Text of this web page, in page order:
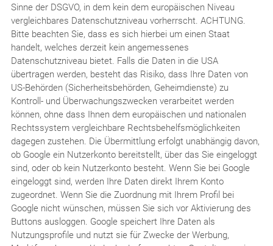
Sinne der DSGVO, in dem kein dem europäischen Niveau
vergleichbares Datenschutzniveau vorherrscht. ACHTUNG.
Bitte beachten Sie, dass es sich hierbei um einen Staat
handelt, welches derzeit kein angemessenes
Datenschutzniveau bietet. Falls die Daten in die USA
übertragen werden, besteht das Risiko, dass Ihre Daten von
US-Behörden (Sicherheitsbehörden, Geheimdienste) zu
Kontroll- und Überwachungszwecken verarbeitet werden
können, ohne dass Ihnen dem europäischen und nationalen
Rechtssystem vergleichbare Rechtsbehelfsmöglichkeiten
dagegen zustehen. Die Übermittlung erfolgt unabhängig davon,
ob Google ein Nutzerkonto bereitstellt, über das Sie eingeloggt
sind, oder ob kein Nutzerkonto besteht. Wenn Sie bei Google
eingeloggt sind, werden Ihre Daten direkt Ihrem Konto
zugeordnet. Wenn Sie die Zuordnung mit Ihrem Profil bei
Google nicht wünschen, müssen Sie sich vor Aktivierung des
Buttons ausloggen. Google speichert Ihre Daten als
Nutzungsprofile und nutzt sie für Zwecke der Werbung,